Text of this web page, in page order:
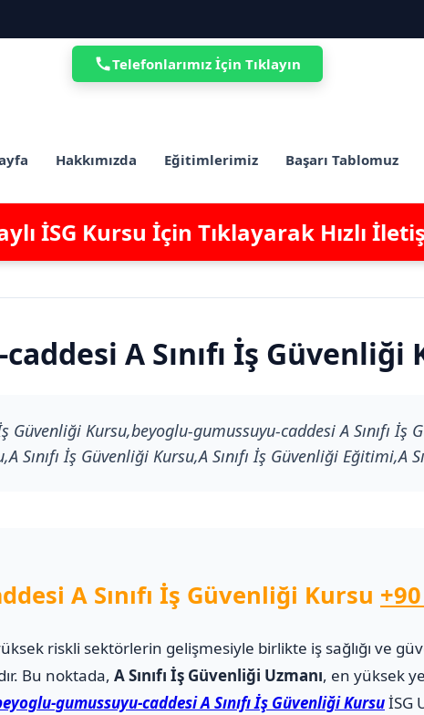
Hakkımızda Eğitimlerimiz Başarı Tablomuz
İSG Kursu İçin Tıklayarak Hızlı
A Sınıfı İş Güvenliği
Güvenliği Kursu,beyoglu-gumussuyu-caddesi A Sınıfı
Sınıfı İş Güvenliği Kursu,A Sınıfı İş Güvenliği Eğitimi,A
A Sınıfı İş Güvenliği Kursu
riskli sektörlerin gelişmesiyle birlikte iş sağlığı ve
Bu noktada, A Sınıfı İş Güvenliği Uzmanı, en yüksek
gumussuyu-caddesi A Sınıfı İş Güvenliği KursuİSG
Telefonlarımız İçin Tıklayın